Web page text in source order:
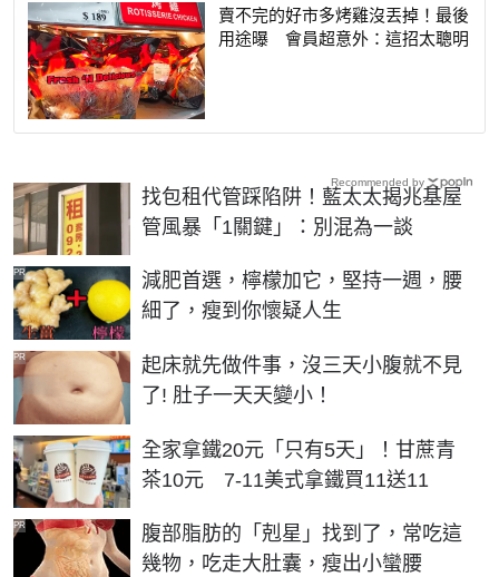
賣不完的好市多烤雞沒丟掉！最後
用途曝 會員超意外：這招太聰明
找包租代管踩陷阱！藍太太揭兆基屋
管風暴「1關鍵」：別混為一談
減肥首選，檸檬加它，堅持一週，腰
細了，瘦到你懷疑人生
PR
起床就先做件事，沒三天小腹就不見
了! 肚子一天天變小！
PR
全家拿鐵20元「只有5天」！甘蔗青
茶10元 7-11美式拿鐵買11送11
腹部脂肪的「剋星」找到了，常吃這
幾物，吃走大肚囊，瘦出小蠻腰
PR
Recommended by